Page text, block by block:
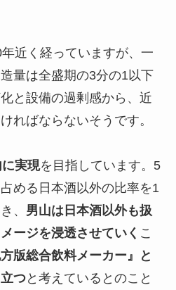
近く経っていますが、一
量は全盛期の3分の1以下
と設備の過剰感から、近
ればならないそうです。
実現を目指しています。5
める日本酒以外の比率を1
、 男山は日本酒以外も扱
ージを浸透させていく こ
版総合飲料メーカー』と
つと考えているとのこと